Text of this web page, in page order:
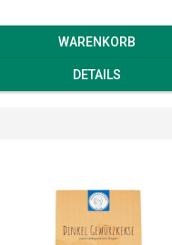
WARENKORB
DETAILS